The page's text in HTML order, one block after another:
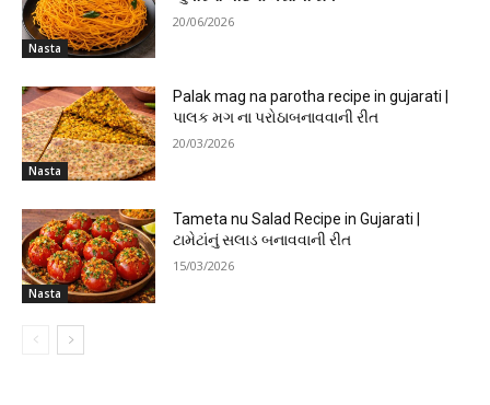
Nasta
20/06/2026
Nasta
Palak mag na parotha recipe in gujarati |
પાલક મગ ના પરોઠાબનાવવાની રીત
20/03/2026
Nasta
Tameta nu Salad Recipe in Gujarati |
ટામેટાંનું સલાડ બનાવવાની રીત
15/03/2026